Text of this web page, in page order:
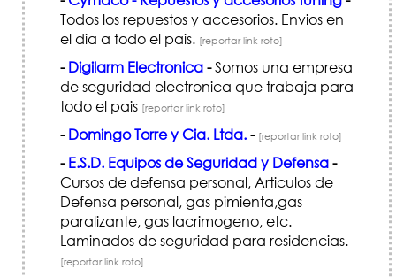
Todos los repuestos y accesorios. Envios en
el dia a todo el pais. [reportar link roto]
- Digilarm Electronica-Somos una empresa
de seguridad electronica que trabaja para
todo el pais [reportar link roto]
- Domingo Torre y Cia. Ltda.- [reportar link roto]
- E.S.D. Equipos de Seguridad y Defensa-
Cursos de defensa personal, Articulos de
Defensa personal, gas pimienta,gas
paralizante, gas lacrimogeno, etc.
Laminados de seguridad para residencias.
[reportar link roto]